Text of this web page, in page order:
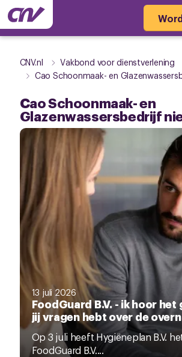
CNV.nl Vakbond voor dienstverlening
Cao Schoonmaak- en
Cao Schoonmaak- en
Glazenwassersbedrijf
13 juli 2026
FoodGuard B.V. - ik hoor het
jij vragen hebt over de
Op 3 juli heeft Hygiëneplan B.V.
FoodGuard B.V....